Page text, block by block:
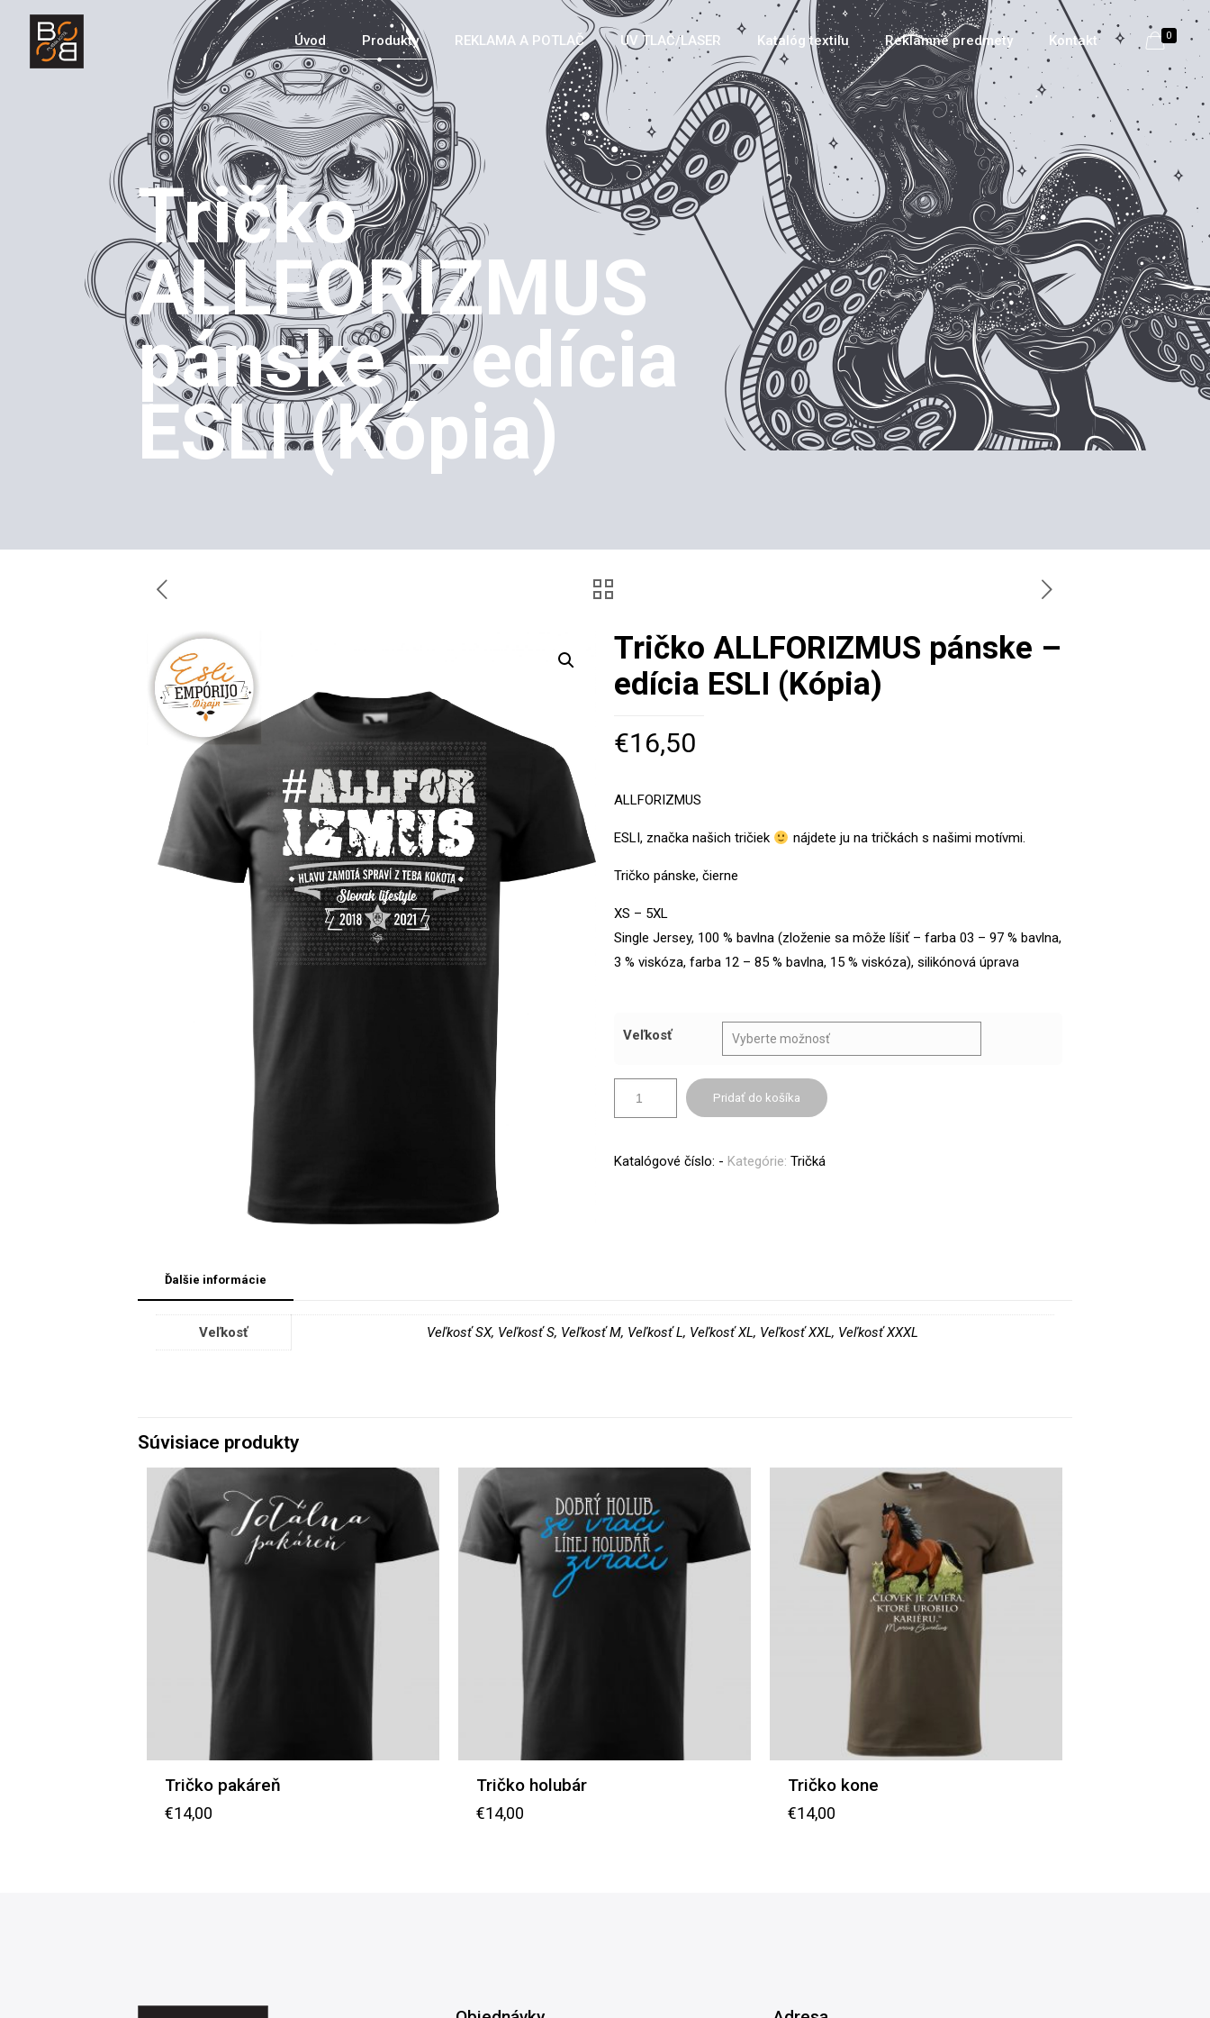
Úvod Produkty REKLAMA A POTLAČ UV TLAČ/LASER Katalóg textilu Reklamné predmety Kontakt 0
Tričko
ALLFORIZMUS
pánske – edícia
ESLI (Kópia)
Tričko ALLFORIZMUS pánske –
edícia ESLI (Kópia)
€16,50
ALLFORIZMUS
ESLI, značka našich tričiek nájdete ju na tričkách s našimi motívmi.
Tričko pánske, čierne
XS – 5XL
Single Jersey, 100 % bavlna (zloženie sa môže líšiť – farba 03 – 97 % bavlna,
3 % viskóza, farba 12 – 85 % bavlna, 15 % viskóza), silikónová úprava
Veľkosť
Pridať do košíka
Katalógové číslo: - Kategórie:Tričká
Ďalšie informácie
Veľkosť Veľkosť SX, Veľkosť S, Veľkosť M, Veľkosť L, Veľkosť XL, Veľkosť XXL, Veľkosť XXXL
Súvisiace produkty
Tričko pakáreň
€14,00
Tričko holubár
€14,00
Tričko kone
€14,00